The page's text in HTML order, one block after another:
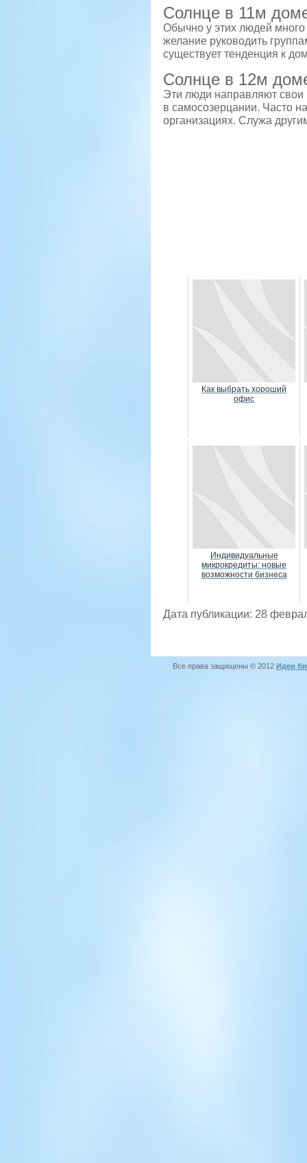
Солнце в 11м
Обычно у этих людей
желание руководить
существует тенденция к
Солнце в 12м
Эти люди направляют свои
в самосозерцании. Часто
организациях. Служа
Как выбрать хороший
офис
Индивидуальные
микрокредиты: новые
возможности бизнеса
Дата публикации: 28
Все права защищены © 2012 Идеи